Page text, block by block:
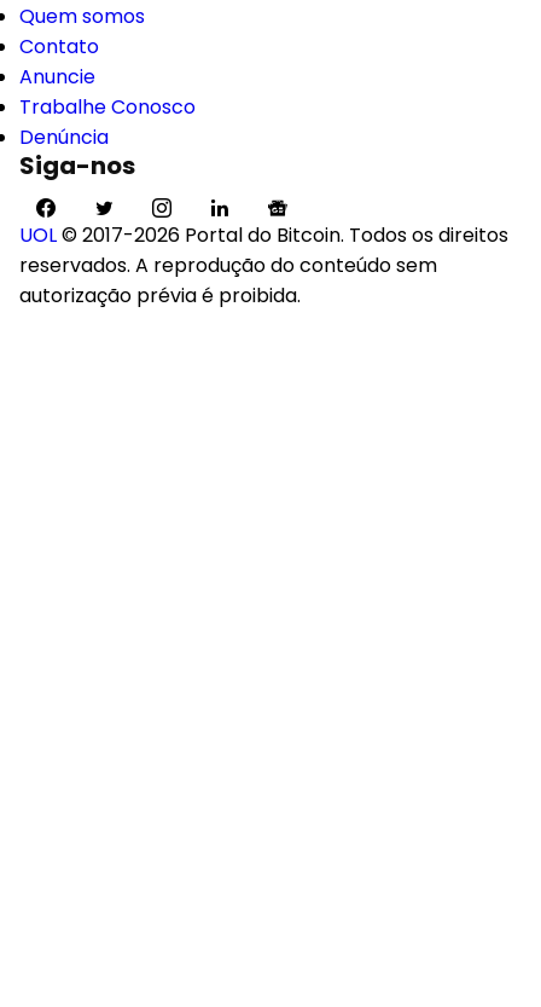
Quem somos
Contato
Anuncie
Trabalhe Conosco
Denúncia
Siga-nos
UOL© 2017-2026 Portal do Bitcoin. Todos os direitos
reservados. A reprodução do conteúdo sem
autorização prévia é proibida.